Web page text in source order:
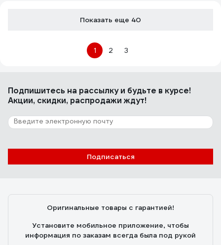
Показать еще 40
1 2 3
Подпишитесь на рассылкуи будьте в курсе!
Акции, скидки, распродажи ждут!
Подписаться
Оригинальные товары с гарантией!
Установите мобильное приложение, чтобы
информация по заказам всегда была под рукой